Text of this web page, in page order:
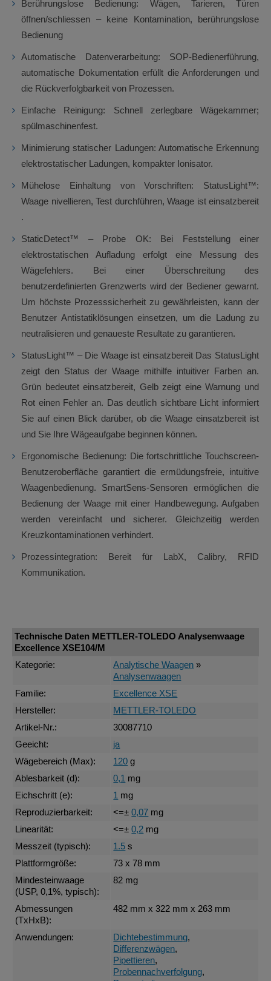
Berührungslose Bedienung: Wägen, Tarieren, Türen
öffnen/schliessen – keine Kontamination, berührungslose
Bedienung
Automatische Datenverarbeitung: SOP-Bedienerführung,
automatische Dokumentation erfüllt die Anforderungen und
die Rückverfolgbarkeit von Prozessen.
Einfache Reinigung: Schnell zerlegbare Wägekammer;
spülmaschinenfest.
Minimierung statischer Ladungen: Automatische Erkennung
elektrostatischer Ladungen, kompakter Ionisator.
Mühelose Einhaltung von Vorschriften: StatusLight™:
Waage nivellieren, Test durchführen, Waage ist einsatzbereit
.
StaticDetect™ – Probe OK: Bei Feststellung einer
elektrostatischen Aufladung erfolgt eine Messung des
Wägefehlers. Bei einer Überschreitung des
benutzerdefinierten Grenzwerts wird der Bediener gewarnt.
Um höchste Prozesssicherheit zu gewährleisten, kann der
Benutzer Antistatiklösungen einsetzen, um die Ladung zu
neutralisieren und genaueste Resultate zu garantieren.
StatusLight™ – Die Waage ist einsatzbereit Das StatusLight
zeigt den Status der Waage mithilfe intuitiver Farben an.
Grün bedeutet einsatzbereit, Gelb zeigt eine Warnung und
Rot einen Fehler an. Das deutlich sichtbare Licht informiert
Sie auf einen Blick darüber, ob die Waage einsatzbereit ist
und Sie Ihre Wägeaufgabe beginnen können.
Ergonomische Bedienung: Die fortschrittliche Touchscreen-
Benutzeroberfläche garantiert die ermüdungsfreie, intuitive
Waagenbedienung. SmartSens-Sensoren ermöglichen die
Bedienung der Waage mit einer Handbewegung. Aufgaben
werden vereinfacht und sicherer. Gleichzeitig werden
Kreuzkontaminationen verhindert.
Prozessintegration: Bereit für LabX, Calibry, RFID
Kommunikation.
Technische Daten METTLER-TOLEDO Analysenwaage
Excellence XSE104/M
Kategorie:
Analytische Waagen »
Analysenwaagen
Familie:
Excellence XSE
Hersteller:
METTLER-TOLEDO
Artikel-Nr.:
30087710
Geeicht:
ja
Wägebereich (Max):
120 g
Ablesbarkeit (d):
0,1 mg
Eichschritt (e):
1 mg
Reproduzierbarkeit:
<=±0,07 mg
Linearität:
<=±0,2 mg
Messzeit (typisch):
1.5 s
Plattformgröße:
73 x 78 mm
Mindesteinwaage
(USP, 0,1%, typisch):
82 mg
Abmessungen
(TxHxB):
482 mm x 322 mm x 263 mm
Anwendungen: Dichtebestimmung,
Differenzwägen,
Pipettieren,
Probennachverfolgung,